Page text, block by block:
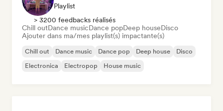
Playlist
> 3200 feedbacks réalisés
Chill outDance musicDance popDeep houseDisco
Ajouter dans ma/mes playlist(s) impactante(s)
Chill out Dance music Dance pop Deep house
Disco
Electronica
Electropop House music